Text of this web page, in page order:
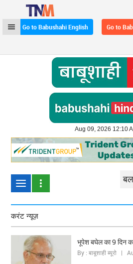
Go to Babushahi English Go to
Aug 09, 2026 12:10
करंट न्यूज़
भूपेश बघेल का 9 दिन
By : बाबूशाही ब्यूरो |